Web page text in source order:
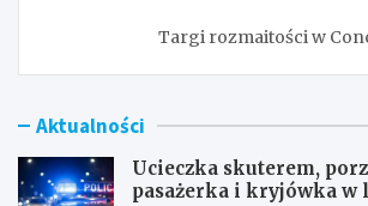
Targi rozmaitości w
Aktualności
Ucieczka skuterem,
pasażerka i kryjówka w